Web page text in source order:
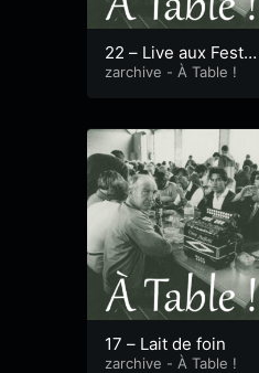
22 – Live aux Festin
s de l’Oeil
zarchive - À Table !
17 – Lait de foin
zarchive - À Table !